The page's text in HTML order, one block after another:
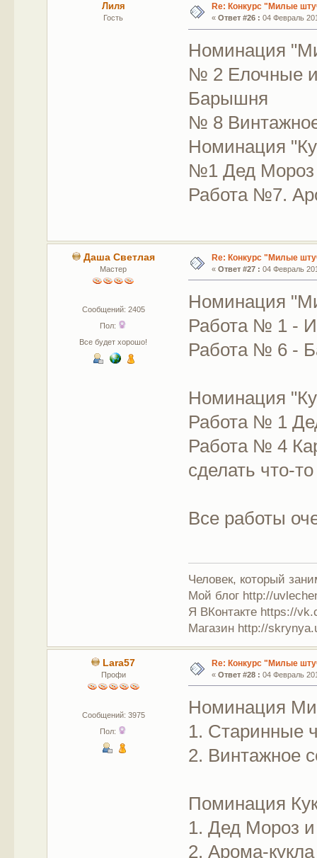
Лиля
Гость
Re: Конкурс "Милые
« Ответ #26 : 04 Февраль
Номинация
№ 2 Елочные
Барышня
№ 8
Номинация
№1 Дед Мороз
Работа №7.
Даша Светлая
Мастер
Сообщений: 2405
Пол:
Все будет хорошо!
Re: Конкурс "Милые
« Ответ #27 : 04 Февраль
Номинация
Работа № 1 -
Работа № 6 -
Номинация
Работа № 1
Работа № 4
сделать что-
Все работы
Человек, который
Мой блог http://
Я ВКонтакте https://
Магазин http://
Lara57
Профи
Сообщений: 3975
Пол:
Re: Конкурс "Милые
« Ответ #28 : 04 Февраль
Номинация
1. Старинные
2. Винтажное
Поминация
1. Дед Мороз и
2. Арома-